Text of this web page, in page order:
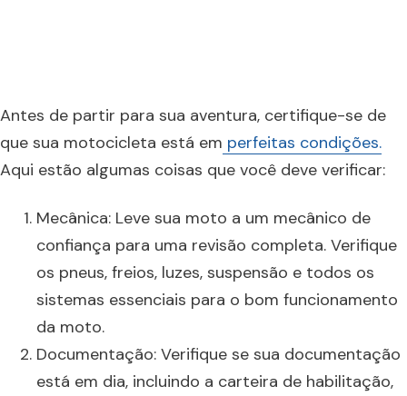
Antes de partir para sua aventura, certifique-se de
que sua motocicleta está em perfeitas condições.
Aqui estão algumas coisas que você deve verificar:
Mecânica: Leve sua moto a um mecânico de
confiança para uma revisão completa. Verifique
os pneus, freios, luzes, suspensão e todos os
sistemas essenciais para o bom funcionamento
da moto.
Documentação: Verifique se sua documentação
está em dia, incluindo a carteira de habilitação,